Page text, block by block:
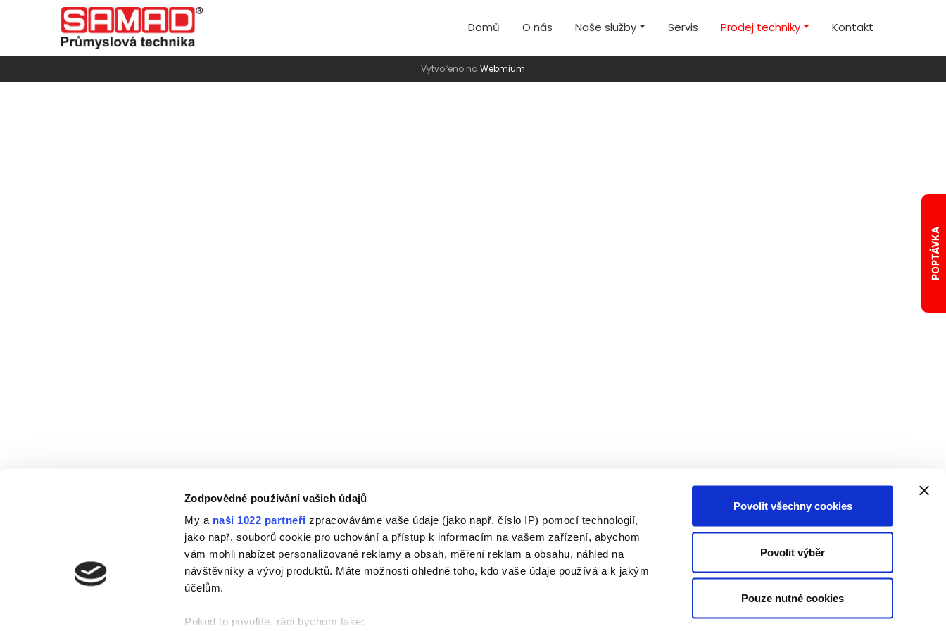
Zodpovědné používání vašich údajů
My a naši 1022 partneři zpracováváme vaše údaje (jako např. číslo IP) pomocí technologií,
jako např. souborů cookie pro uchování a přístup k informacím na vašem zařízení, abychom
vám mohli nabízet personalizované reklamy a obsah, měření reklam a obsahu, náhled na
návštěvníky a vývoj produktů. Máte možnosti ohledně toho, kdo vaše údaje používá a k jakým
účelům.
Pokud to povolíte, rádi bychom také:
Povolit všechny cookies
Povolit výběr
Pouze nutné cookies
Domů O nás Naše služby Servis Prodej techniky Kontakt
Vytvořeno na Webmium
POPTÁVKA